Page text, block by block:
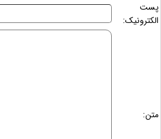
پست
الکترونیک:
متن: